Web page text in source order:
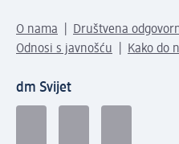
O nama Društvena
Odnosi s javnošću
Kako do
dm Svijet